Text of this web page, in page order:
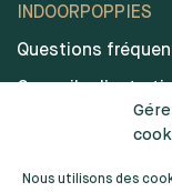
Nous utilisons des
INDOORPOPPIES
Questions